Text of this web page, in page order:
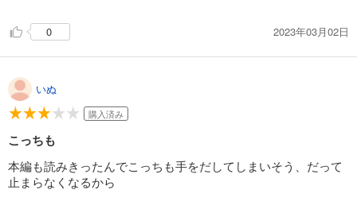
0 2023年03月02日
いぬ
購入済み
こっちも
本編も読みきったんでこっちも手をだしてしまいそう、だって
止まらなくなるから